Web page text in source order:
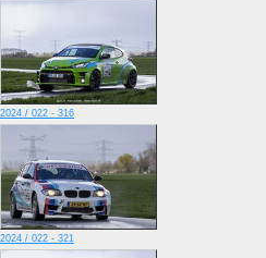
2024 / 022 - 316
2024 / 022 - 321